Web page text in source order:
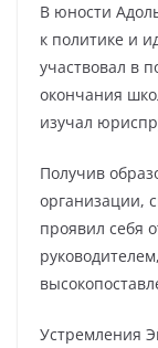
В юности
к политике и
участвовал в
окончания
изучал
Получив
организации,
проявил себя
Устремления